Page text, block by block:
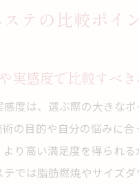
容を意識したエステ比較
地よさを両立するエステ
術の内容と癒し効果を比
テの比較ポイ
実感度で比較すべき
度は、選ぶ際の大きなポ
の目的や自分の悩みに合
り高い満足度を得られる
では脂肪燃焼やサイズダ